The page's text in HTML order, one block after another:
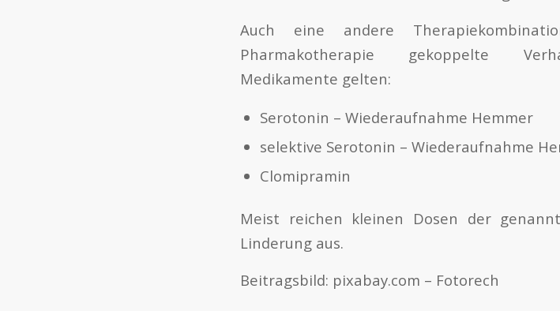
Auch eine andere
Pharmakotherapie gekoppelte
Medikamente gelten:
Serotonin – Wiederaufnahme Hemmer
selektive Serotonin – Wiederaufnahme
Clomipramin
Meist reichen kleinen Dosen der
Linderung aus.
Beitragsbild: pixabay.com – Fotorech